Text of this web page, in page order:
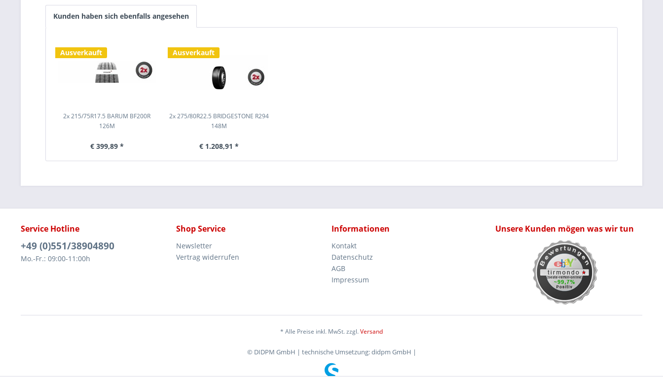
Kunden haben sich ebenfalls angesehen
Ausverkauft
2x 215/75R17.5 BARUM BF200R
126M
€ 399,89 *
Ausverkauft
2x 275/80R22.5 BRIDGESTONE R294
148M
€ 1.208,91 *
Service Hotline
+49 (0)551/38904890
Mo.-Fr.: 09:00-11:00h
Shop Service
Newsletter
Vertrag widerrufen
Informationen
Kontakt
Datenschutz
AGB
Impressum
Unsere Kunden mögen was wir tun
* Alle Preise inkl. MwSt. zzgl.Versand
© DIDPM GmbH | technische Umsetzung: didpm GmbH |